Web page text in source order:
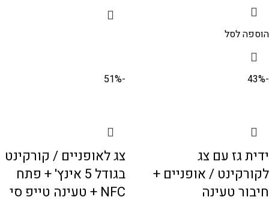
הוספה לסל
-43%
ידית גז עם צג
לקורקינט / אופניים +
חיבור טעינה
-51%
צג לאופניים / קורקינט
בגודל 5 אינץ' + פתח
NFC + טעינה טייפ סי